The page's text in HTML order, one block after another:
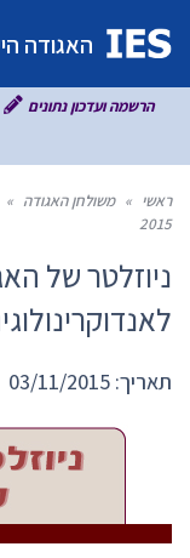
לאנדוקרינולוגיה |
ברוכים הבאים
באתר זה תוכלו
תהליך ההרשמה
הכניסה לאתר מותרת
ו/או בעלי רישיון
להירשם